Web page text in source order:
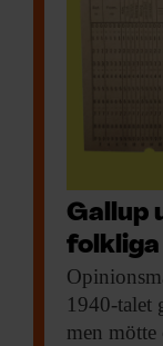
Gallup
folkliga
1940-talet
men mötte